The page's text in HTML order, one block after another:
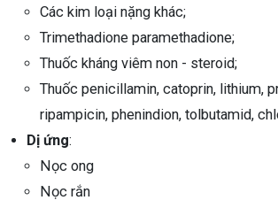
Các kim loại nặng khác;
Trimethadione paramethadione;
Thuốc kháng viêm non - steroid;
Thuốc penicillamin, catoprin, lithium,
ripampicin, phenindion, tolbutamid,
Dị ứng:
Nọc ong
Nọc rắn